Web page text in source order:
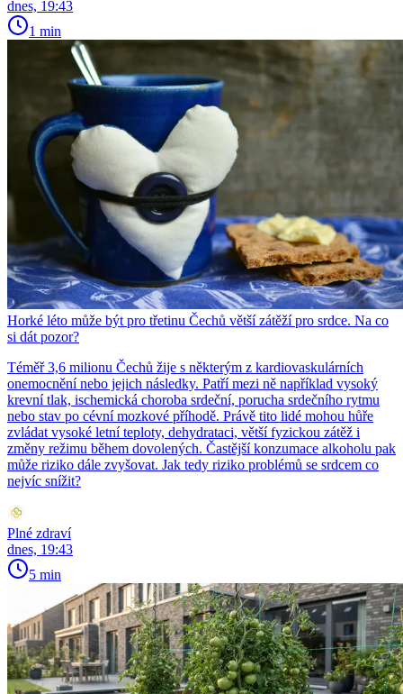
dnes, 19:43
1 min
Horké léto může být pro třetinu Čechů větší zátěží pro srdce. Na co
si dát pozor?
Téměř 3,6 milionu Čechů žije s některým z kardiovaskulárních
onemocnění nebo jejich následky. Patří mezi ně například vysoký
krevní tlak, ischemická choroba srdeční, porucha srdečního rytmu
nebo stav po cévní mozkové příhodě. Právě tito lidé mohou hůře
zvládat vysoké letní teploty, dehydrataci, větší fyzickou zátěž i
změny režimu během dovolených. Častější konzumace alkoholu pak
může riziko dále zvyšovat. Jak tedy riziko problémů se srdcem co
nejvíc snížit?
Plné zdraví
dnes, 19:43
5 min